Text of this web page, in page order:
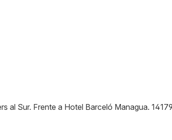
al Sur. Frente a Hotel Barceló Managua. 14179